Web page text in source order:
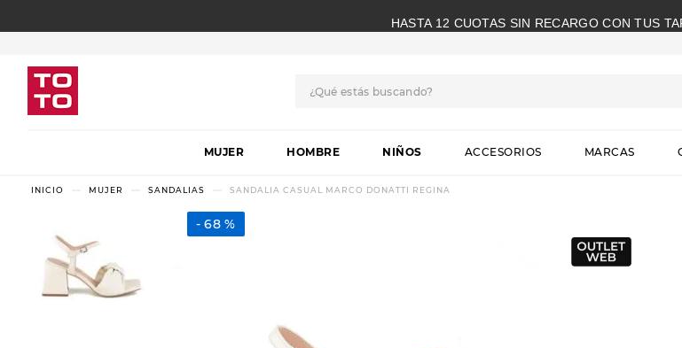
HASTA 12 CUOTAS SIN RECARGO CON TUS
MUJER HOMBRE NIÑOS ACCESORIOS MARCAS
MUJER SANDALIAS SANDALIA CASUAL MARCO DONATTI REGINA
68 %
1.
botas
2 .
skechers
3.
sandalias